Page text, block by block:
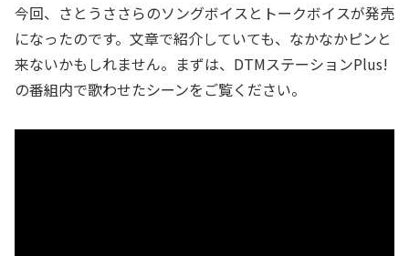
今回、さとうささらのソングボイスとトークボイスが発売
になったのです。文章で紹介していても、なかなかピンと
来ないかもしれません。まずは、DTMステーションPlus!
の番組内で歌わせたシーンをご覧ください。